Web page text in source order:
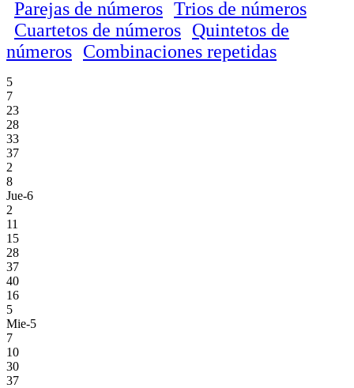
Parejas de números Trios de números
Cuartetos de números Quintetos de
números Combinaciones repetidas
5
7
23
28
33
37
2
8
Jue-6
2
11
15
28
37
40
16
5
Mie-5
7
10
30
37